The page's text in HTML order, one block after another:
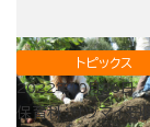
トピックス
2022年10月26日
保育科：サツマイモ